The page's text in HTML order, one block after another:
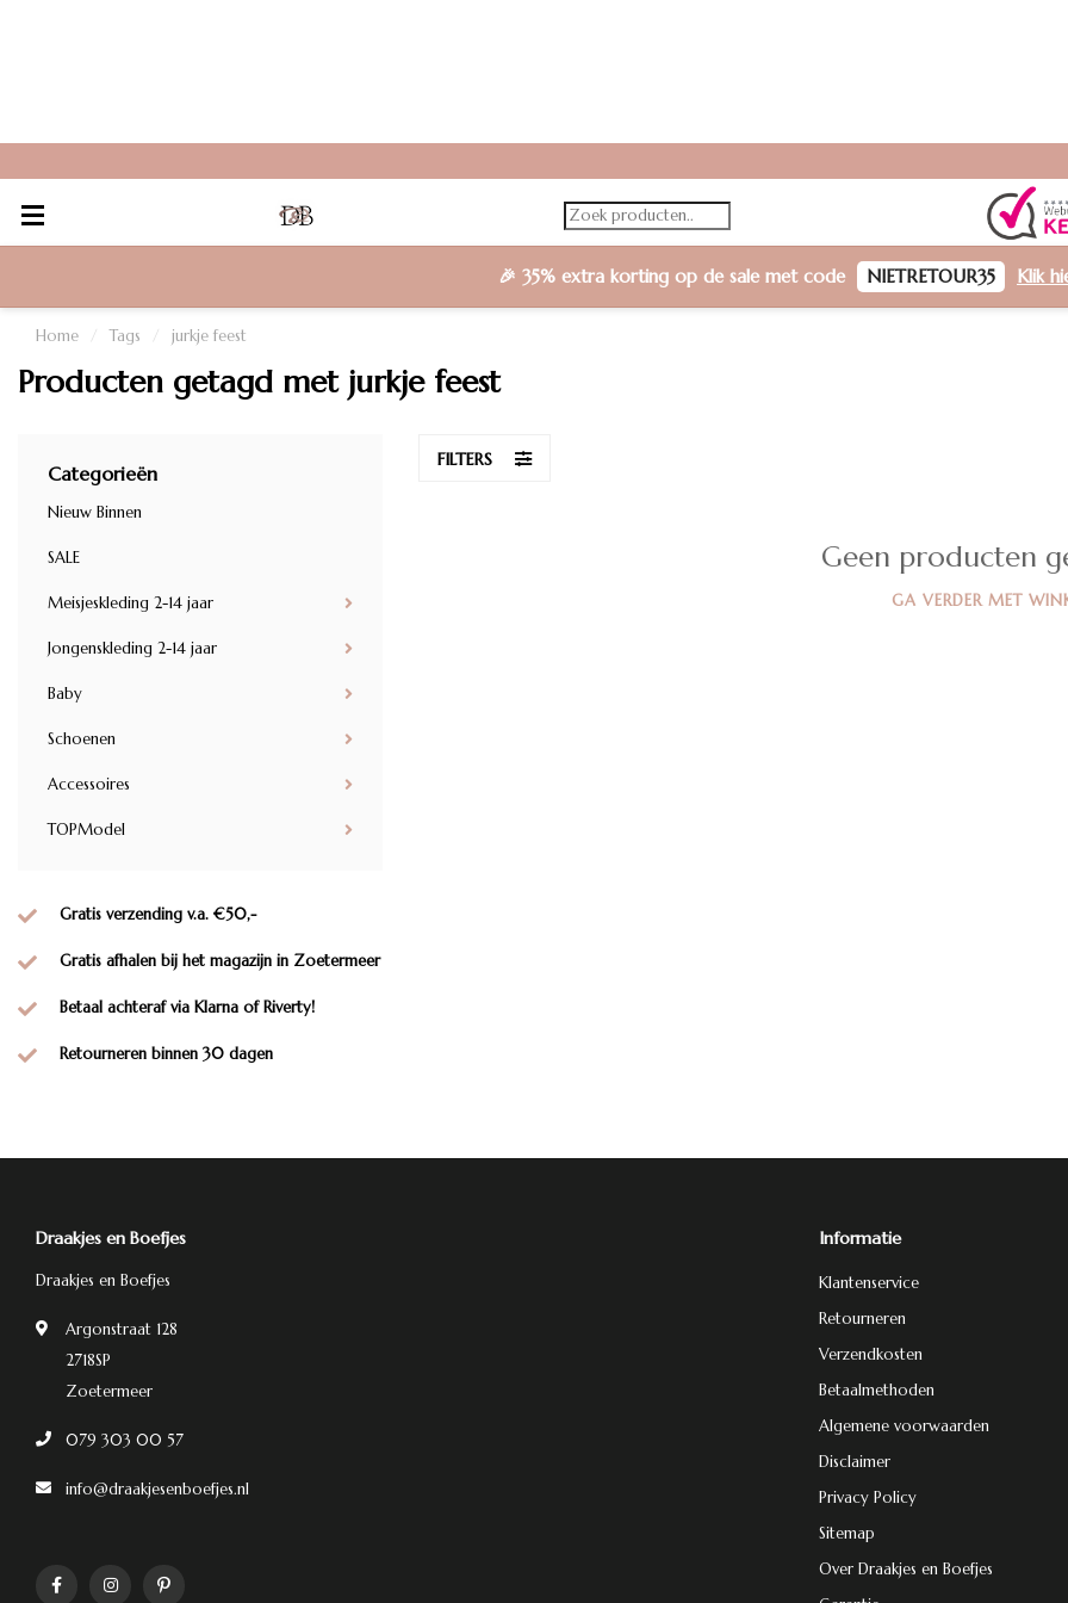
🎉 35% extra korting op de sale met code NIETRETOUR35 Klik
Home / Tags / jurkje feest
Producten getagd met jurkje feest
Categorieën
Nieuw Binnen
SALE
Meisjeskleding 2-14 jaar
Jongenskleding 2-14 jaar
Baby
Schoenen
Accessoires
TOPModel
Gratis verzending v.a. €50,-
Gratis afhalen bij het magazijn in Zoetermeer
Betaal achteraf via Klarna of Riverty!
Retourneren binnen 30 dagen
FILTERS
Geen producten
GA VERDER MET
Draakjes en Boefjes
Draakjes en Boefjes
Argonstraat 128
2718SP
Zoetermeer
079 303 00 57
info@draakjesenboefjes.nl
Informatie
Klantenservice
Retourneren
Verzendkosten
Betaalmethoden
Algemene voorwaarden
Disclaimer
Privacy Policy
Sitemap
Over Draakjes en Boefjes